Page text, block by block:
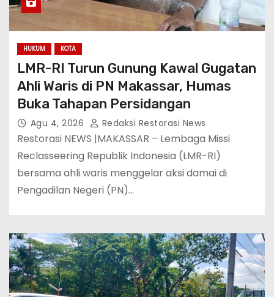
HUKUM KOTA
LMR-RI Turun Gunung Kawal Gugatan
Ahli Waris di PN Makassar, Humas
Buka Tahapan Persidangan
Agu 4, 2026 Redaksi Restorasi News
Restorasi NEWS |MAKASSAR – Lembaga Missi
Reclasseering Republik Indonesia (LMR-RI)
bersama ahli waris menggelar aksi damai di
Pengadilan Negeri (PN)…